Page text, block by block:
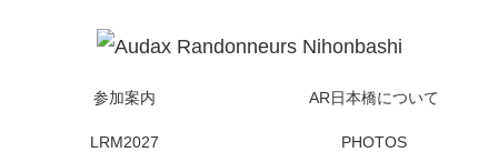
参加案内 AR日本橋について
LRM2027 PHOTOS